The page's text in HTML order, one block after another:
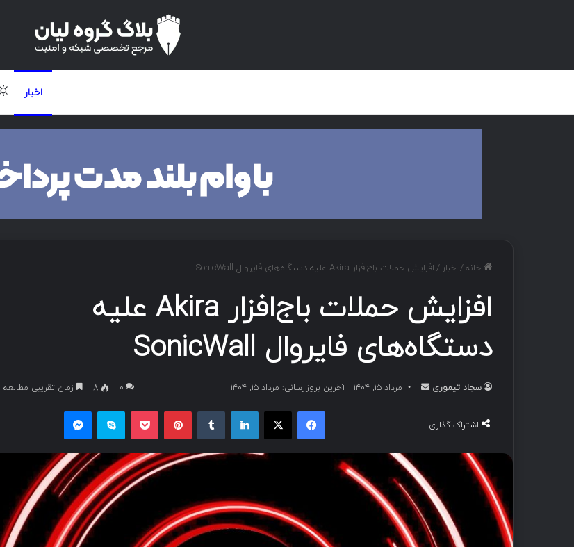
اخبار
خانه/ اخبار / افزایش حملات باج‌افزار Akira علیه دستگاه‌های فایروال SonicWall
افزایش حملات باج‌افزار Akira علیه
دستگاه‌های فایروال SonicWall
سجاد تیموری
ل
ب
ه
ا
ی
م
مرداد ۱۵, ۱۴۰۴ آخرین بروزرسانی: مرداد ۱۵, ۱۴۰۴ ۰ 8 زمان تقریبی مطالعه 2 دقیقه
اشتراک گذاری
فیسبوک ایکس لینکداین پینتریست پاکت اسکایپ